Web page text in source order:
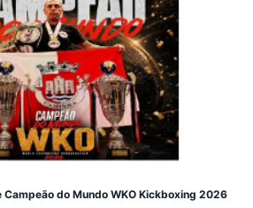
do Mundo WKO Kickboxing 2026